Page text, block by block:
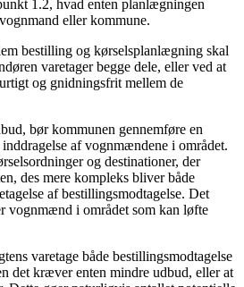
1.2, hvad enten planlægningen
eller kommune.
bestilling og kørselsplanlægning skal
varetager begge dele, eller ved at
og gnidningsfrit mellem de
bør kommunen gennemføre en
af vognmændene i området.
og destinationer, der
des mere kompleks bliver både
af bestillingsmodtagelse. Det
vognmænd i området som kan løfte
varetage både bestillingsmodtagelse
det kræver enten mindre udbud, eller at